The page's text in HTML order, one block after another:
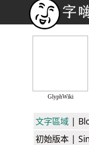
GlyphWiki
文字區域 |
初始版本 |